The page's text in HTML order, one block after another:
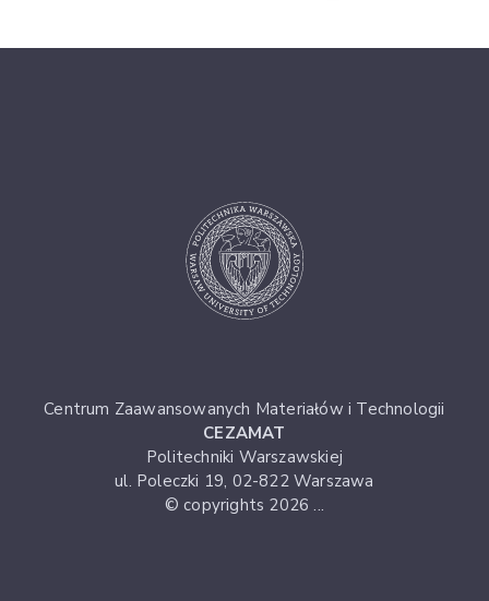
Centrum Zaawansowanych Materiałów i Technologii
CEZAMAT
Politechniki Warszawskiej
ul. Poleczki 19, 02-822 Warszawa
© copyrights 2026 ...